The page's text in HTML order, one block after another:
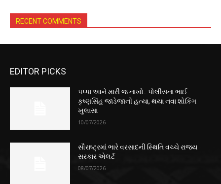
RECENT COMMENTS
EDITOR PICKS
પપ્પા આને મારી જ નાખો.. પોલીસના ભાઈ
કૃષ્ણસિંહ જાડેજાની હત્યા, થયા નવા શોકિંગ
ખુલાસા
10/07/2026
સૌરાષ્ટ્રમાં ભારે વરસાદની સ્થિતિ વચ્ચે રાજ્ય
સરકાર એલર્ટ
08/07/2026